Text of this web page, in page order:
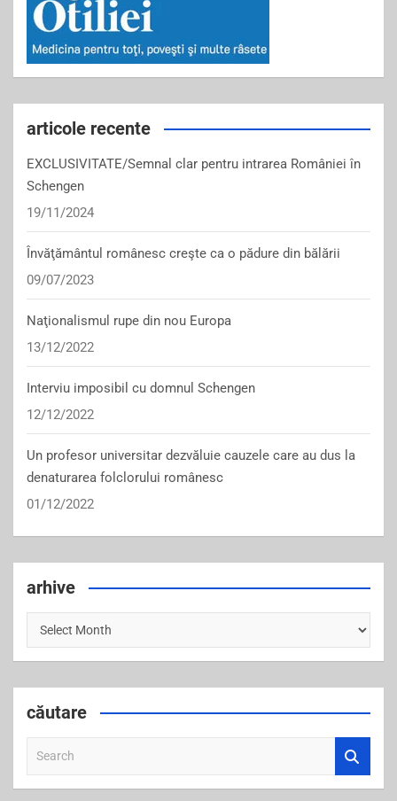
articole recente
EXCLUSIVITATE/Semnal clar pentru intrarea României în
Schengen
19/11/2024
Învăţământul românesc creşte ca o pădure din bălării
09/07/2023
Naţionalismul rupe din nou Europa
13/12/2022
Interviu imposibil cu domnul Schengen
12/12/2022
Un profesor universitar dezvăluie cauzele care au dus la
denaturarea folclorului românesc
01/12/2022
arhive
arhive
căutare
a